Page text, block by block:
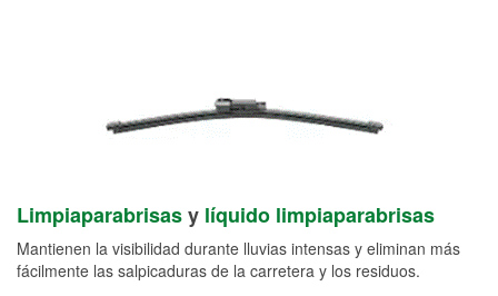
Limpiaparabrisasy líquido limpiaparabrisas
Mantienen la visibilidad durante lluvias intensas y eliminan más
fácilmente las salpicaduras de la carretera y los residuos.